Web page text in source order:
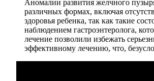
Аномалии развития желчного
различных формах, включая
здоровья ребенка, так как такие
наблюдением гастроэнтеролога,
лечение позволили избежать
эффективному лечению, что,